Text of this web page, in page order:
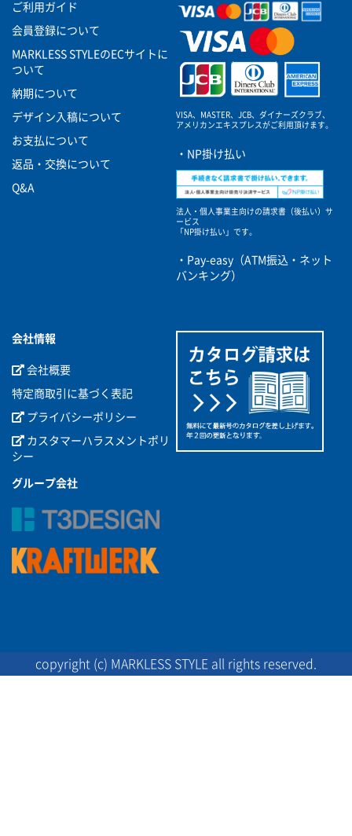
ご利用ガイド
会員登録について
MARKLESS STYLEのECサイトに
ついて
納期について
デザイン入稿について
お支払について
返品・交換について
Q&A
VISA、MASTER、JCB、ダイナーズクラブ、
アメリカンエキスプレスがご利用頂けます。
・NP掛け払い
法人・個人事業主向けの請求書（後払い）サ
ービス
「NP掛け払い」です。
・Pay-easy（ATM振込・ネット
バンキング）
会社情報
会社概要
特定商取引に基づく表記
プライバシーポリシー
カスタマーハラスメントポリ
シー
グループ会社
copyright (c) MARKLESS STYLE all rights reserved.